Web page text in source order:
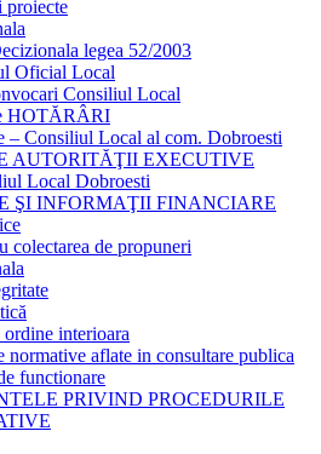
proiecte
legea 52/2003
Oficial Local
Consiliul Local
HOTĂRÂRI
– Consiliul Local al com. Dobroesti
AUTORITĂŢII EXECUTIVE
Local Dobroesti
ŞI INFORMAŢII FINANCIARE
colectarea de propuneri
interioara
normative aflate in consultare publica
functionare
PRIVIND PROCEDURILE